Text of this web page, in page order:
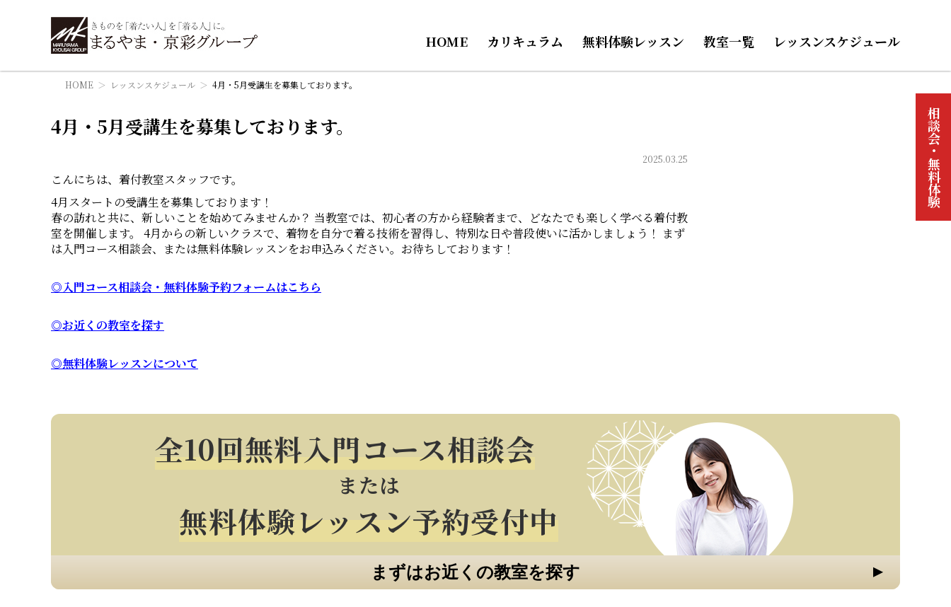
HOME カリキュラム 無料体験レッスン 教室一覧 レッスンスケジュール
HOME レッスンスケジュール 4月・5月受講生を募集しております。
4月・5月受講生を募集しております。
2025.03.25
こんにちは、着付教室スタッフです。
4月スタートの受講生を募集しております！
春の訪れと共に、新しいことを始めてみませんか？ 当教室では、初心者の方から経験者まで、どなたでも楽しく学べる着付教
室を開催します。 4月からの新しいクラスで、着物を自分で着る技術を習得し、特別な日や普段使いに活かしましょう！ まず
は入門コース相談会、または無料体験レッスンをお申込みください。お待ちしております！
◎入門コース相談会・無料体験予約フォームはこちら
◎お近くの教室を探す
◎無料体験レッスンについて
全10回無料入門コース相談会
または
無料体験レッスン予約受付中
まずはお近くの教室を探す
相談会・無料体験